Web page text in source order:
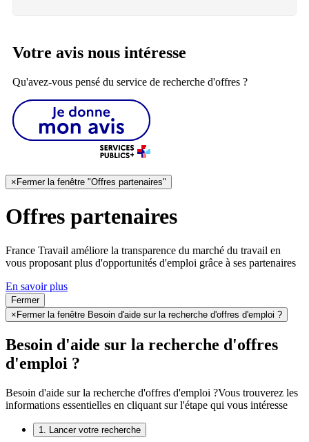
Votre avis nous intéresse
Qu'avez-vous pensé du service de recherche d'offres ?
× Fermer la fenêtre "Offres partenaires"
Offres partenaires
France Travail améliore la transparence du marché du travail en
vous proposant plus d'opportunités d'emploi grâce à ses partenaires
En savoir plus
Fermer
×Fermer la fenêtre Besoin d'aide sur la recherche d'offres d'emploi ?
Besoin d'aide sur la recherche d'offres
d'emploi ?
Besoin d'aide sur la recherche d'offres d'emploi ?Vous trouverez les
informations essentielles en cliquant sur l'étape qui vous intéresse
1. Lancer votre recherche